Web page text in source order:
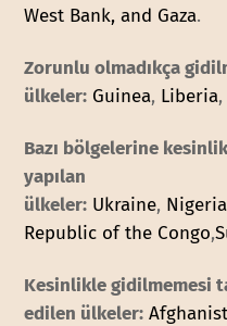
West Bank, and Gaza.
Zorunlu olmadıkça
ülkeler: Guinea, Liberia
Bazı bölgelerine
yapılan
ülkeler: Ukraine, Nigeria
Republic of the Congo,
Kesinlikle gidilmemesi
edilen ülkeler: